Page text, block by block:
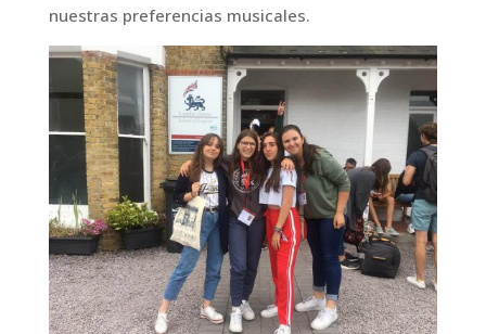
nuestras preferencias musicales.